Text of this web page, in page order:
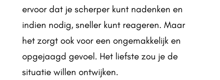
ervoor dat je scherper kunt nadenken en
indien nodig, sneller kunt reageren. Maar
het zorgt ook voor een ongemakkelijk en
opgejaagd gevoel. Het liefste zou je de
situatie willen ontwijken.